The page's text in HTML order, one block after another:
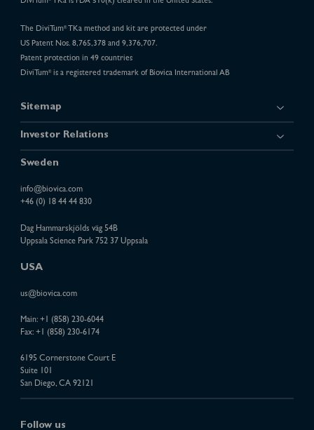
The DiviTum®TKa method and kit are protected under
US Patent Nos. 8,765,378 and 9,376,707.
Patent protection in 49 countries
DiviTum®is a registered trademark of Biovica International AB
Sitemap
Investor Relations
Sweden
info@biovica.com
+46 (0) 18 44 44 830
Dag Hammarskjölds väg 54B
Uppsala Science Park 752 37 Uppsala
USA
us@biovica.com
Main: +1 (858) 230-6044
Fax: +1 (858) 230-6174
6195 Cornerstone Court E
Suite 101
San Diego, CA 92121
Follow us